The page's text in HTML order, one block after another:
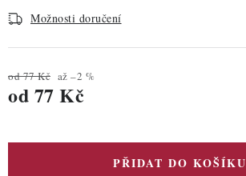
Možnosti doručení
od 77 Kč až –2 %
od 77 Kč
PŘIDAT DO KOŠÍKU